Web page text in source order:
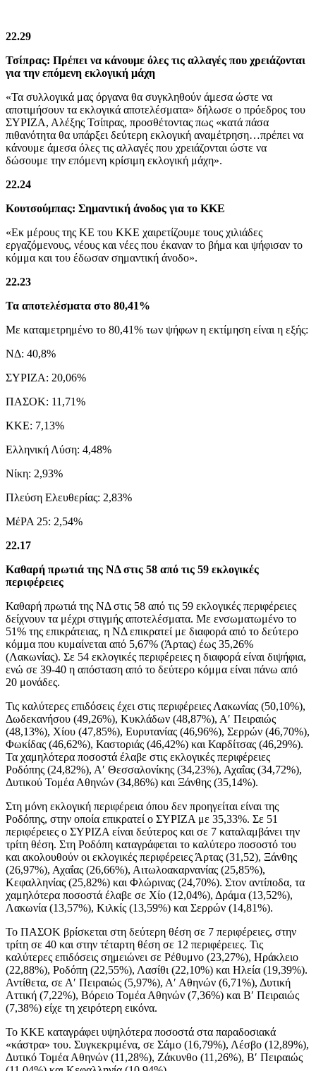
22.29
Τσίπρας: Πρέπει να κάνουμε όλες τις αλλαγές που χρειάζονται
για την επόμενη εκλογική μάχη
«Τα συλλογικά μας όργανα θα συγκληθούν άμεσα ώστε να
αποτιμήσουν τα εκλογικά αποτελέσματα» δήλωσε ο πρόεδρος του
ΣΥΡΙΖΑ, Αλέξης Τσίπρας, προσθέτοντας πως «κατά πάσα
πιθανότητα θα υπάρξει δεύτερη εκλογική αναμέτρηση…πρέπει να
κάνουμε άμεσα όλες τις αλλαγές που χρειάζονται ώστε να
δώσουμε την επόμενη κρίσιμη εκλογική μάχη».
22.24
Κουτσούμπας: Σημαντική άνοδος για το ΚΚΕ
«Εκ μέρους της ΚΕ του ΚΚΕ χαιρετίζουμε τους χιλιάδες
εργαζόμενους, νέους και νέες που έκαναν το βήμα και ψήφισαν το
κόμμα και του έδωσαν σημαντική άνοδο».
22.23
Τα αποτελέσματα στο 80,41%
Με καταμετρημένο το 80,41% των ψήφων η εκτίμηση είναι η εξής:
ΝΔ: 40,8%
ΣΥΡΙΖΑ: 20,06%
ΠΑΣΟΚ: 11,71%
ΚΚΕ: 7,13%
Ελληνική Λύση: 4,48%
Νίκη: 2,93%
Πλεύση Ελευθερίας: 2,83%
ΜέΡΑ 25: 2,54%
22.17
Καθαρή πρωτιά της ΝΔ στις 58 από τις 59 εκλογικές
περιφέρειες
Καθαρή πρωτιά της ΝΔ στις 58 από τις 59 εκλογικές περιφέρειες
δείχνουν τα μέχρι στιγμής αποτελέσματα. Με ενσωματωμένο το
51% της επικράτειας, η ΝΔ επικρατεί με διαφορά από το δεύτερο
κόμμα που κυμαίνεται από 5,67% (Άρτας) έως 35,26%
(Λακωνίας). Σε 54 εκλογικές περιφέρειες η διαφορά είναι διψήφια,
ενώ σε 39-40 η απόσταση από το δεύτερο κόμμα είναι πάνω από
20 μονάδες.
Τις καλύτερες επιδόσεις έχει στις περιφέρειες Λακωνίας (50,10%),
Δωδεκανήσου (49,26%), Κυκλάδων (48,87%), Α′ Πειραιώς
(48,13%), Χίου (47,85%), Ευρυτανίας (46,96%), Σερρών (46,70%),
Φωκίδας (46,62%), Καστοριάς (46,42%) και Καρδίτσας (46,29%).
Τα χαμηλότερα ποσοστά έλαβε στις εκλογικές περιφέρειες
Ροδόπης (24,82%), Α′ Θεσσαλονίκης (34,23%), Αχαΐας (34,72%),
Δυτικού Τομέα Αθηνών (34,86%) και Ξάνθης (35,14%).
Στη μόνη εκλογική περιφέρεια όπου δεν προηγείται είναι της
Ροδόπης, στην οποία επικρατεί ο ΣΥΡΙΖΑ με 35,33%. Σε 51
περιφέρειες ο ΣΥΡΙΖΑ είναι δεύτερος και σε 7 καταλαμβάνει την
τρίτη θέση. Στη Ροδόπη καταγράφεται το καλύτερο ποσοστό του
και ακολουθούν οι εκλογικές περιφέρειες Άρτας (31,52), Ξάνθης
(26,97%), Αχαΐας (26,66%), Αιτωλοακαρνανίας (25,85%),
Κεφαλληνίας (25,82%) και Φλώρινας (24,70%). Στον αντίποδα, τα
χαμηλότερα ποσοστά έλαβε σε Χίο (12,04%), Δράμα (13,52%),
Λακωνία (13,57%), Κιλκίς (13,59%) και Σερρών (14,81%).
Το ΠΑΣΟΚ βρίσκεται στη δεύτερη θέση σε 7 περιφέρειες, στην
τρίτη σε 40 και στην τέταρτη θέση σε 12 περιφέρειες. Τις
καλύτερες επιδόσεις σημειώνει σε Ρέθυμνο (23,27%), Ηράκλειο
(22,88%), Ροδόπη (22,55%), Λασίθι (22,10%) και Ηλεία (19,39%).
Αντίθετα, σε Α′ Πειραιώς (5,97%), Α′ Αθηνών (6,71%), Δυτική
Αττική (7,22%), Βόρειο Τομέα Αθηνών (7,36%) και Β′ Πειραιώς
(7,38%) είχε τη χειρότερη εικόνα.
Το ΚΚΕ καταγράφει υψηλότερα ποσοστά στα παραδοσιακά
«κάστρα» του. Συγκεκριμένα, σε Σάμο (16,79%), Λέσβο (12,89%),
Δυτικό Τομέα Αθηνών (11,28%), Ζάκυνθο (11,26%), Β′ Πειραιώς